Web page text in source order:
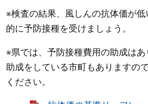
※検査の結果、風しんの抗体価が
的に予防接種を受けましょう。
※県では、予防接種費用の助成は
助成をしている市町もありますの
ください。